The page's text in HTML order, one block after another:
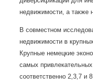
недвижимости, а также
В совместном
недвижимости в
Крупные немецкие
самых
соответственно 2,3,7